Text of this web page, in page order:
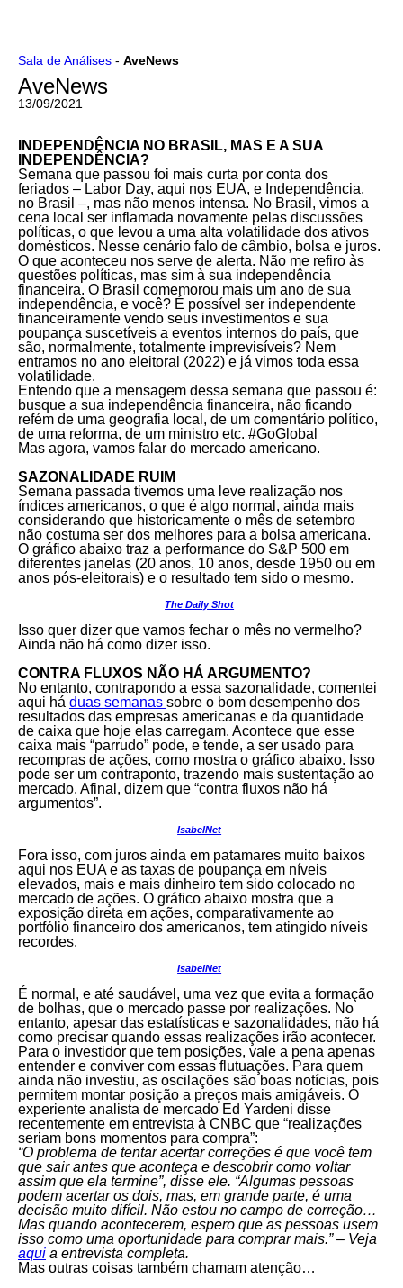
Ir
o
conteúdo
Sala de Análises - AveNews
AveNews
13/09/2021
INDEPENDÊNCIA NO BRASIL, MAS E A SUA
INDEPENDÊNCIA?
Semana que passou foi mais curta por conta dos
feriados – Labor Day, aqui nos EUA, e Independência,
no Brasil –, mas não menos intensa. No Brasil, vimos a
cena local ser inflamada novamente pelas discussões
políticas, o que levou a uma alta volatilidade dos ativos
domésticos. Nesse cenário falo de câmbio, bolsa e juros.
O que aconteceu nos serve de alerta. Não me refiro às
questões políticas, mas sim à sua independência
financeira. O Brasil comemorou mais um ano de sua
independência, e você? É possível ser independente
financeiramente vendo seus investimentos e sua
poupança suscetíveis a eventos internos do país, que
são, normalmente, totalmente imprevisíveis? Nem
entramos no ano eleitoral (2022) e já vimos toda essa
volatilidade.
Entendo que a mensagem dessa semana que passou é:
busque a sua independência financeira, não ficando
refém de uma geografia local, de um comentário político,
de uma reforma, de um ministro etc. #GoGlobal
Mas agora, vamos falar do mercado americano.
SAZONALIDADE RUIM
Semana passada tivemos uma leve realização nos
índices americanos, o que é algo normal, ainda mais
considerando que historicamente o mês de setembro
não costuma ser dos melhores para a bolsa americana.
O gráfico abaixo traz a performance do S&P 500 em
diferentes janelas (20 anos, 10 anos, desde 1950 ou em
anos pós-eleitorais) e o resultado tem sido o mesmo.
The Daily Shot
Isso quer dizer que vamos fechar o mês no vermelho?
Ainda não há como dizer isso.
CONTRA FLUXOS NÃO HÁ ARGUMENTO?
No entanto, contrapondo a essa sazonalidade, comentei
aqui há duas semanas sobre o bom desempenho dos
resultados das empresas americanas e da quantidade
de caixa que hoje elas carregam. Acontece que esse
caixa mais “parrudo” pode, e tende, a ser usado para
recompras de ações, como mostra o gráfico abaixo. Isso
pode ser um contraponto, trazendo mais sustentação ao
mercado. Afinal, dizem que “contra fluxos não há
argumentos”.
IsabelNet
Fora isso, com juros ainda em patamares muito baixos
aqui nos EUA e as taxas de poupança em níveis
elevados, mais e mais dinheiro tem sido colocado no
mercado de ações. O gráfico abaixo mostra que a
exposição direta em ações, comparativamente ao
portfólio financeiro dos americanos, tem atingido níveis
recordes.
IsabelNet
É normal, e até saudável, uma vez que evita a formação
de bolhas, que o mercado passe por realizações. No
entanto, apesar das estatísticas e sazonalidades, não há
como precisar quando essas realizações irão acontecer.
Para o investidor que tem posições, vale a pena apenas
entender e conviver com essas flutuações. Para quem
ainda não investiu, as oscilações são boas notícias, pois
permitem montar posição a preços mais amigáveis. O
experiente analista de mercado Ed Yardeni disse
recentemente em entrevista à CNBC que “realizações
seriam bons momentos para compra”:
“O problema de tentar acertar correções é que você tem
que sair antes que aconteça e descobrir como voltar
assim que ela termine”, disse ele. “Algumas pessoas
podem acertar os dois, mas, em grande parte, é uma
decisão muito difícil. Não estou no campo de correção…
Mas quando acontecerem, espero que as pessoas usem
isso como uma oportunidade para comprar mais.” – Veja
aqui a entrevista completa.
Mas outras coisas também chamam atenção…